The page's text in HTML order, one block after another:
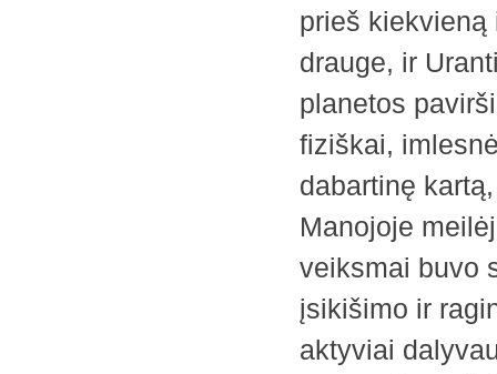
prieš kiekvieną
drauge, ir
planetos
fiziškai,
dabartinę
Manojoje
veiksmai buvo
įsikišimo ir
aktyviai